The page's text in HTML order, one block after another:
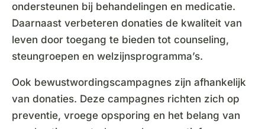
ondersteunen bij behandelingen en medicatie.
Daarnaast verbeteren donaties de kwaliteit van
leven door toegang te bieden tot counseling,
steungroepen en welzijnsprogramma’s.
Ook bewustwordingscampagnes zijn afhankelijk
van donaties. Deze campagnes richten zich op
preventie, vroege opsporing en het belang van